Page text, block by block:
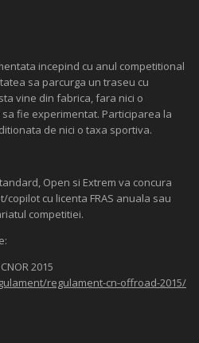
incepind cu anul competitional
sa parcurga un traseu cu
vine din fabrica, fara nici o
fie experimentat. Participarea la
de nici o taxa sportiva.
Open si Extrem va concura
cu licenta FRAS anuala sau
competitiei.
2015
regulament-cn-offroad-2015/